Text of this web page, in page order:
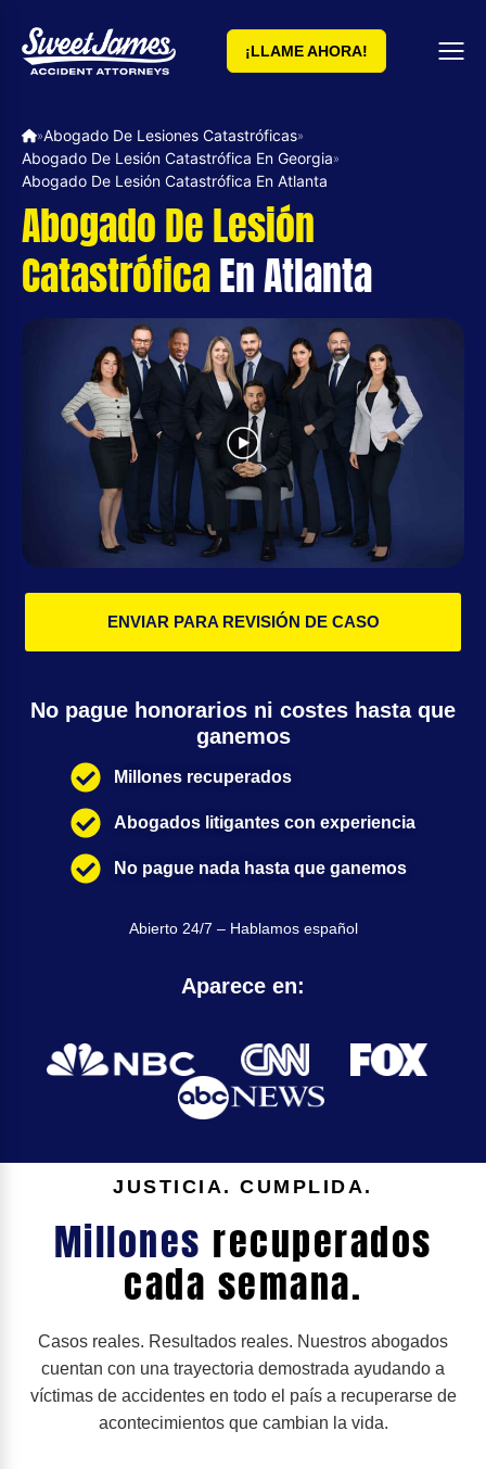
¡LLAME AHORA!
»Abogado De Lesiones Catastróficas»
Abogado De Lesión Catastrófica En Georgia»
Abogado De Lesión Catastrófica En Atlanta
Abogado De Lesión
CatastróficaEn Atlanta
ENVIAR PARA REVISIÓN DE CASO
No pague honorarios ni costes hasta que
ganemos
Millones recuperados
Abogados litigantes con experiencia
No pague nada hasta que ganemos
Abierto 24/7 – Hablamos español
Aparece en:
JUSTICIA. CUMPLIDA.
Millones recuperados
cada semana.
Casos reales. Resultados reales. Nuestros abogados
cuentan con una trayectoria demostrada ayudando a
víctimas de accidentes en todo el país a recuperarse de
acontecimientos que cambian la vida.